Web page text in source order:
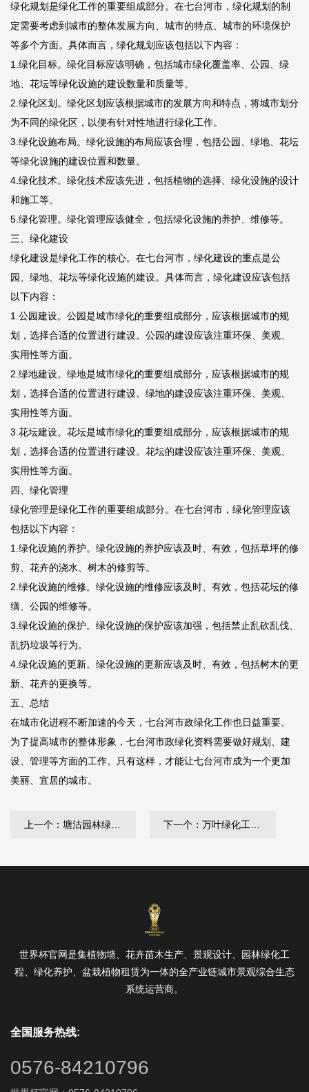
绿化规划是绿化工作的重要组成部分。在七台河市，绿化规划的制
定需要考虑到城市的整体发展方向、城市的特点、城市的环境保护
等多个方面。具体而言，绿化规划应该包括以下内容：
1.绿化目标。绿化目标应该明确，包括城市绿化覆盖率、公园、绿
地、花坛等绿化设施的建设数量和质量等。
2.绿化区划。绿化区划应该根据城市的发展方向和特点，将城市划分
为不同的绿化区，以便有针对性地进行绿化工作。
3.绿化设施布局。绿化设施的布局应该合理，包括公园、绿地、花坛
等绿化设施的建设位置和数量。
4.绿化技术。绿化技术应该先进，包括植物的选择、绿化设施的设计
和施工等。
5.绿化管理。绿化管理应该健全，包括绿化设施的养护、维修等。
三、绿化建设
绿化建设是绿化工作的核心。在七台河市，绿化建设的重点是公
园、绿地、花坛等绿化设施的建设。具体而言，绿化建设应该包括
以下内容：
1.公园建设。公园是城市绿化的重要组成部分，应该根据城市的规
划，选择合适的位置进行建设。公园的建设应该注重环保、美观、
实用性等方面。
2.绿地建设。绿地是城市绿化的重要组成部分，应该根据城市的规
划，选择合适的位置进行建设。绿地的建设应该注重环保、美观、
实用性等方面。
3.花坛建设。花坛是城市绿化的重要组成部分，应该根据城市的规
划，选择合适的位置进行建设。花坛的建设应该注重环保、美观、
实用性等方面。
四、绿化管理
绿化管理是绿化工作的重要组成部分。在七台河市，绿化管理应该
包括以下内容：
1.绿化设施的养护。绿化设施的养护应该及时、有效，包括草坪的修
剪、花卉的浇水、树木的修剪等。
2.绿化设施的维修。绿化设施的维修应该及时、有效，包括花坛的修
缮、公园的维修等。
3.绿化设施的保护。绿化设施的保护应该加强，包括禁止乱砍乱伐、
乱扔垃圾等行为。
4.绿化设施的更新。绿化设施的更新应该及时、有效，包括树木的更
新、花卉的更换等。
五、总结
在城市化进程不断加速的今天，七台河市政绿化工作也日益重要。
为了提高城市的整体形象，七台河市政绿化资料需要做好规划、建
设、管理等方面的工作。只有这样，才能让七台河市成为一个更加
美丽、宜居的城市。
世界杯官网是集植物墙、花卉苗木生产、景观设计、园林绿化工
程、绿化养护、盆栽植物租赁为一体的全产业链城市景观综合生态
系统运营商。
全国服务热线:
0576-84210796